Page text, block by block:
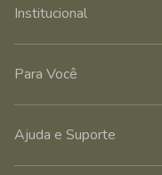
Institucional
Para Você
Ajuda e Suporte